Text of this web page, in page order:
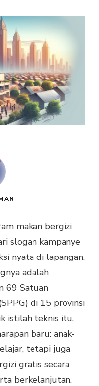
makan bergizi
slogan kampanye
nyata di lapangan.
adalah
69 Satuan
di 15 provinsi
istilah teknis itu,
baru: anak-
tetapi juga
gratis secara
berkelanjutan.